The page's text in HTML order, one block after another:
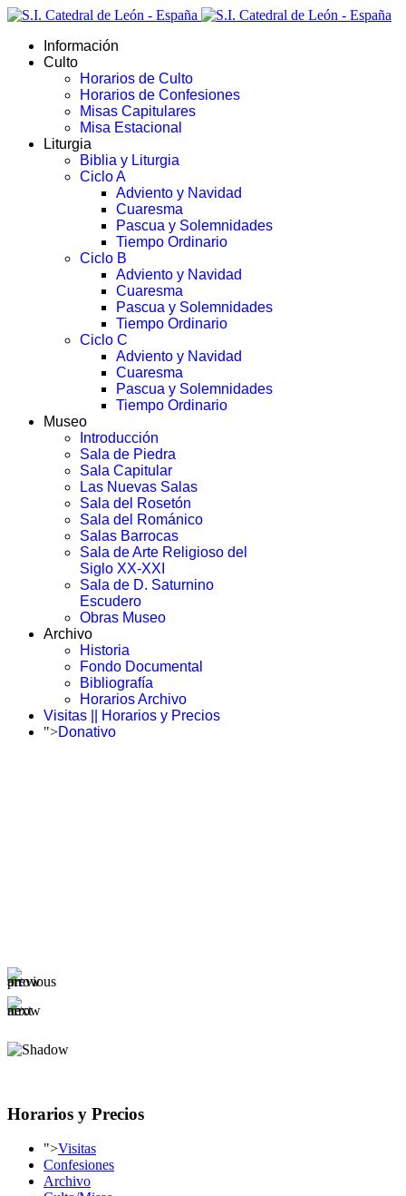
Información
Culto
Horarios de Culto
Horarios de Confesiones
Misas Capitulares
Misa Estacional
Liturgia
Biblia y Liturgia
Ciclo A
Adviento y Navidad
Cuaresma
Pascua y Solemnidades
Tiempo Ordinario
Ciclo B
Adviento y Navidad
Cuaresma
Pascua y Solemnidades
Tiempo Ordinario
Ciclo C
Adviento y Navidad
Cuaresma
Pascua y Solemnidades
Tiempo Ordinario
Museo
Introducción
Sala de Piedra
Sala Capitular
Las Nuevas Salas
Sala del Rosetón
Sala del Románico
Salas Barrocas
Sala de Arte Religioso del
Siglo XX-XXI
Sala de D. Saturnino
Escudero
Obras Museo
Archivo
Historia
Fondo Documental
Bibliografía
Horarios Archivo
Visitas || Horarios y Precios
">Donativo
Horarios y Precios
">Visitas
Confesiones
Archivo